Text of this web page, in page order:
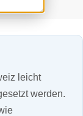
leicht
werden.